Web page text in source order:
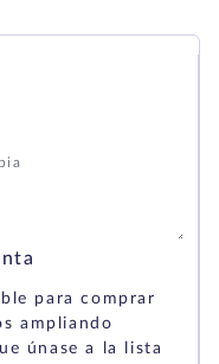
para comprar
ampliando
únase a la lista